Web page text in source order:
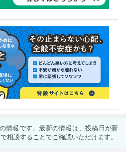
情報です。最新の情報は、投稿日が新
相談する ことでご確認いただけます。